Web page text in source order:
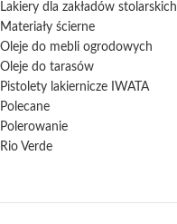
Lakiery dla zakładów stolarskich
Materiały ścierne
Oleje do mebli ogrodowych
Oleje do tarasów
Pistolety lakiernicze IWATA
Polecane
Polerowanie
Rio Verde